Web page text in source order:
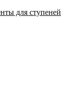
для ступеней